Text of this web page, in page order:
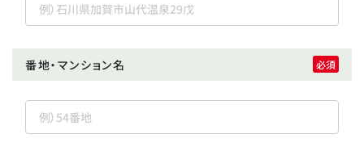
番地・マンション名